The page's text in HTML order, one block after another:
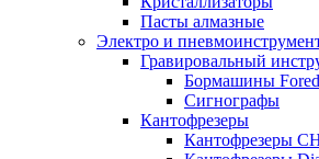
Пасты алмазные
Электро и
Гравировальный
Бормашины
Сигнографы
Кантофрезеры
Кантофрезеры